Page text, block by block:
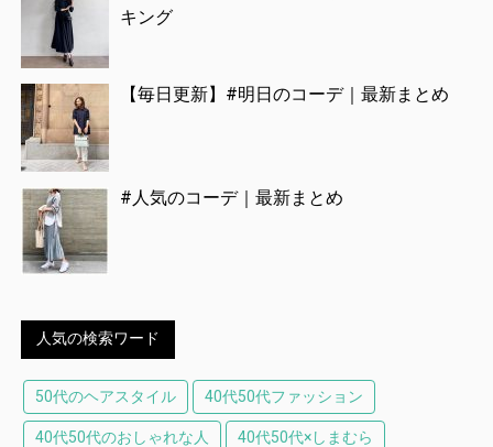
キング
【毎日更新】#明日のコーデ｜最新まとめ
#人気のコーデ｜最新まとめ
人気の検索ワード
50代のヘアスタイル 40代50代ファッション
40代50代のおしゃれな人 40代50代×しまむら